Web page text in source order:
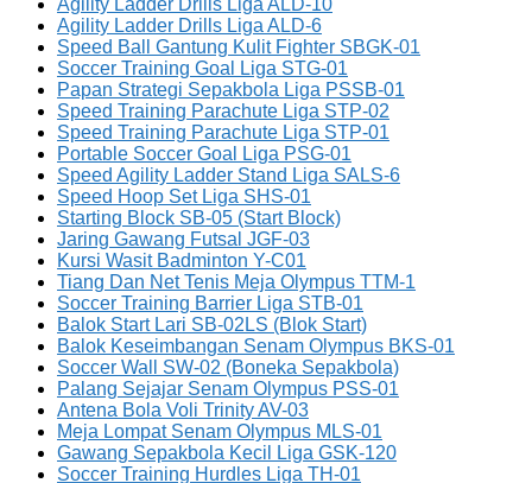
Agility Ladder Drills Liga ALD-10
Agility Ladder Drills Liga ALD-6
Speed Ball Gantung Kulit Fighter SBGK-01
Soccer Training Goal Liga STG-01
Papan Strategi Sepakbola Liga PSSB-01
Speed Training Parachute Liga STP-02
Speed Training Parachute Liga STP-01
Portable Soccer Goal Liga PSG-01
Speed Agility Ladder Stand Liga SALS-6
Speed Hoop Set Liga SHS-01
Starting Block SB-05 (Start Block)
Jaring Gawang Futsal JGF-03
Kursi Wasit Badminton Y-C01
Tiang Dan Net Tenis Meja Olympus TTM-1
Soccer Training Barrier Liga STB-01
Balok Start Lari SB-02LS (Blok Start)
Balok Keseimbangan Senam Olympus BKS-01
Soccer Wall SW-02 (Boneka Sepakbola)
Palang Sejajar Senam Olympus PSS-01
Antena Bola Voli Trinity AV-03
Meja Lompat Senam Olympus MLS-01
Gawang Sepakbola Kecil Liga GSK-120
Soccer Training Hurdles Liga TH-01